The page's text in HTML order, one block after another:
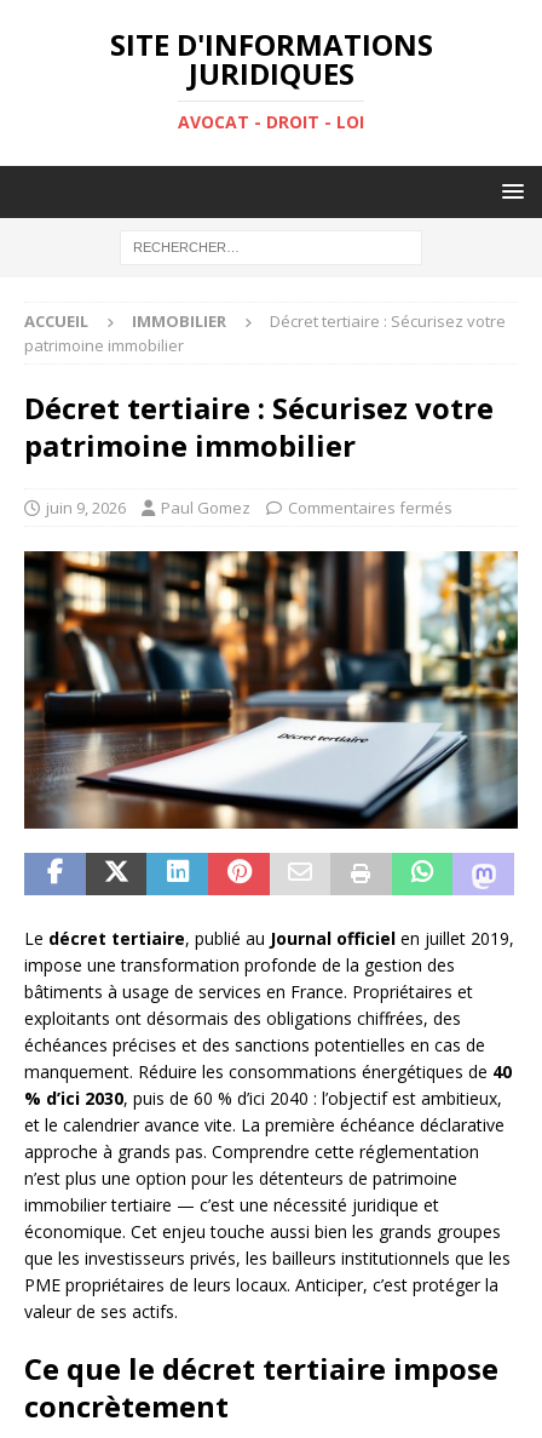
SITE D'INFORMATIONS
JURIDIQUES
AVOCAT - DROIT - LOI
ACCUEIL IMMOBILIER
Décret tertiaire : Sécurisez votre
patrimoine immobilier
Décret tertiaire : Sécurisez votre
patrimoine immobilier
juin 9, 2026 Paul Gomez Commentaires fermés
Le décret tertiaire, publié au Journal officiel en juillet 2019,
impose une transformation profonde de la gestion des
bâtiments à usage de services en France. Propriétaires et
exploitants ont désormais des obligations chiffrées, des
échéances précises et des sanctions potentielles en cas de
manquement. Réduire les consommations énergétiques de 40
% d’ici 2030, puis de 60 % d’ici 2040 : l’objectif est ambitieux,
et le calendrier avance vite. La première échéance déclarative
approche à grands pas. Comprendre cette réglementation
n’est plus une option pour les détenteurs de patrimoine
immobilier tertiaire — c’est une nécessité juridique et
économique. Cet enjeu touche aussi bien les grands groupes
que les investisseurs privés, les bailleurs institutionnels que les
PME propriétaires de leurs locaux. Anticiper, c’est protéger la
valeur de ses actifs.
Ce que le décret tertiaire impose
concrètement